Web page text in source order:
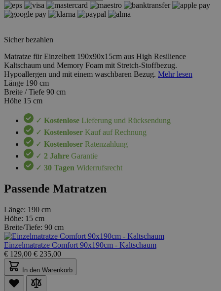
Sicher bezahlen
Matratze für Einzelbett 190x90x15cm aus High Resilience
Kaltschaum und Memory Foam mit Stretch-Stoffbezug.
Hypoallergen und mit einem waschbaren Bezug. Mehr lesen
Länge 190 cm
Breite / Tiefe 90 cm
Höhe 15 cm
✓ Kostenlose Lieferung und Rücksendung
✓ Kostenloser Kauf auf Rechnung
✓ Kostenloser Ratenzahlung
✓ 2 Jahre Garantie
✓ 30 Tagen Widerrufsrecht
Passende Matratzen
Länge: 190 cm
Höhe: 15 cm
Breite/Tiefe: 90 cm
Einzelmatratze Comfort 90x190cm - Kaltschaum
€ 129,00 € 235,00
In den Warenkorb